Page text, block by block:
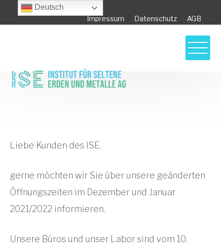
Impressum Datenschutz AGB
ISE Öffnungszeiten über die
Liebe Kunden des ISE,
gerne möchten wir Sie über unsere geänderten
Öffnungszeiten im Dezember und Januar
2021/2022 informieren.
Unsere Büros und unser Labor sind vom 10.
Deutsch